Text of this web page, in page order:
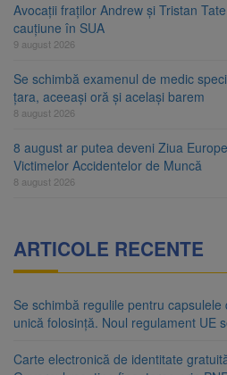
Avocații fraților Andrew și Tristan
cauțiune în SUA
9 august 2026
Se schimbă examenul de medic
țara, aceeași oră și același barem
8 august 2026
8 august ar putea deveni Ziua
Victimelor Accidentelor de Muncă
8 august 2026
ARTICOLE RECENTE
Se schimbă regulile pentru
unică folosință. Noul regulament UE
Carte electronică de identitate